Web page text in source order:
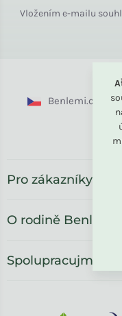
Vložením e-mailu
Benlemi.cz
Pro zákazníky
O rodině Benlemi
Spolupracujme